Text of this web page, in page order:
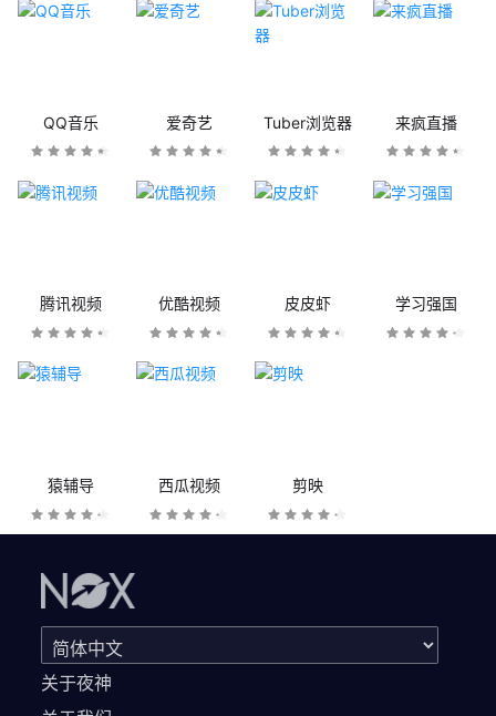
QQ音乐 爱奇艺 Tuber浏览器 来疯直播
腾讯视频 优酷视频 皮皮虾 学习强国
猿辅导 西瓜视频 剪映
关于夜神